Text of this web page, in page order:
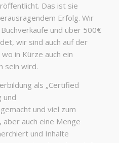
Das ist sie
Erfolg. Wir
und über 500€
wir sind auch auf der
wo in Kürze auch ein
sein wird.
als „Certified
und
und viel zum
auch eine Menge
und Inhalte